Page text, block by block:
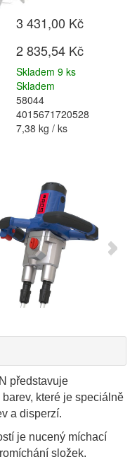
3 431,00 Kč
2 835,54 Kč
Skladem 9 ks
Skladem
58044
4015671720528
7,38 kg / ks
představuje
které je speciálně
a disperzí.
je nucený míchací
složek.